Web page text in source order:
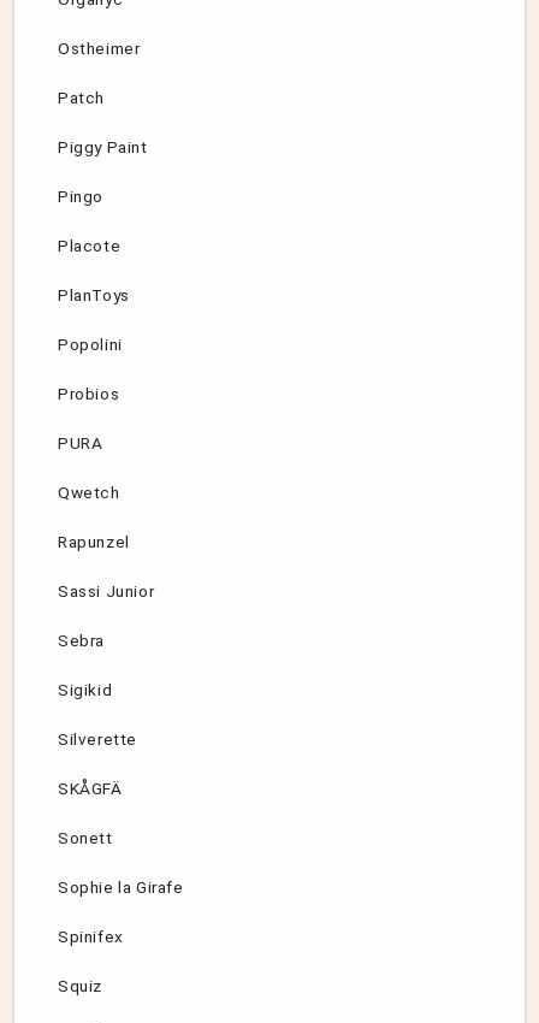
Ostheimer
Patch
Piggy Paint
Pingo
Placote
PlanToys
Popolini
Probios
PURA
Qwetch
Rapunzel
Sassi Junior
Sebra
Sigikid
Silverette
SKÅGFÄ
Sonett
Sophie la Girafe
Spinifex
Squiz